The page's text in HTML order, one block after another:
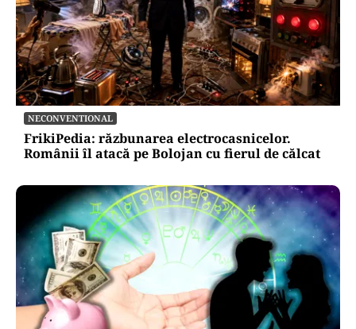
NECONVENTIONAL
FrikiPedia: răzbunarea electrocasnicelor.
Românii îl atacă pe Bolojan cu fierul de călcat